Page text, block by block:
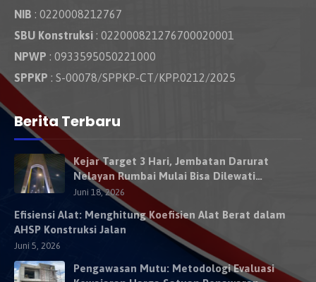
NIB : 0220008212767
SBU Konstruksi : 022000821276700020001
NPWP : 0933595050221000
SPPKP : S-00078/SPPKP-CT/KPP.0212/2025
Berita Terbaru
Kejar Target 3 Hari, Jembatan Darurat
Nelayan Rumbai Mulai Bisa Dilewati
Kendaraan Besok
Juni 18, 2026
Efisiensi Alat: Menghitung Koefisien Alat Berat dalam
AHSP Konstruksi Jalan
Juni 5, 2026
Pengawasan Mutu: Metodologi Evaluasi